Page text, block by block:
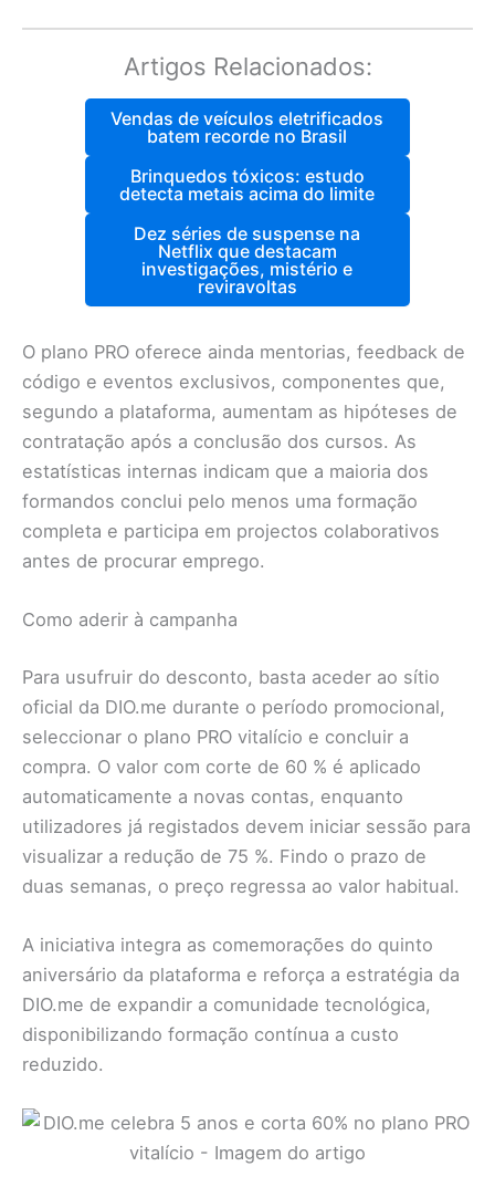
Artigos Relacionados:
Vendas de veículos eletrificados
batem recorde no Brasil
Brinquedos tóxicos: estudo
detecta metais acima do limite
Dez séries de suspense na
Netflix que destacam
investigações, mistério e
reviravoltas
O plano PRO oferece ainda mentorias, feedback de
código e eventos exclusivos, componentes que,
segundo a plataforma, aumentam as hipóteses de
contratação após a conclusão dos cursos. As
estatísticas internas indicam que a maioria dos
formandos conclui pelo menos uma formação
completa e participa em projectos colaborativos
antes de procurar emprego.
Como aderir à campanha
Para usufruir do desconto, basta aceder ao sítio
oficial da DIO.me durante o período promocional,
seleccionar o plano PRO vitalício e concluir a
compra. O valor com corte de 60 % é aplicado
automaticamente a novas contas, enquanto
utilizadores já registados devem iniciar sessão para
visualizar a redução de 75 %. Findo o prazo de
duas semanas, o preço regressa ao valor habitual.
A iniciativa integra as comemorações do quinto
aniversário da plataforma e reforça a estratégia da
DIO.me de expandir a comunidade tecnológica,
disponibilizando formação contínua a custo
reduzido.